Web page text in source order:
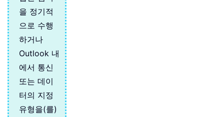
을 정기적
으로 수행
하거나
Outlook 내
에서 통신
또는 데이
터의 지정
유형을(를)